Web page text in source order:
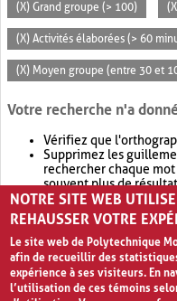
(X) Grand groupe (> 100)
(X) Activités élaborées (> 60
(X) Moyen groupe (entre 30 et
Votre recherche n'a
Vérifiez que
Supprimez les
rechercher chaque
souvent plus de
Envisagez d'élargir
retournera souvent
NOTRE SITE WEB
REHAUSSER VOTRE
Le site web de Polytechnique
afin de recueillir des
expérience à ses visiteurs. En
l’utilisation de ces témoins